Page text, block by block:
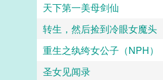
天下第一美母剑仙
转生，然后捡到冷眼女魔头
重生之纨绔女公子（NPH）
圣女见闻录